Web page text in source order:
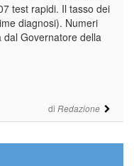
di Redazione
test rapidi. Il tasso dei
diagnosi). Numeri
Governatore della